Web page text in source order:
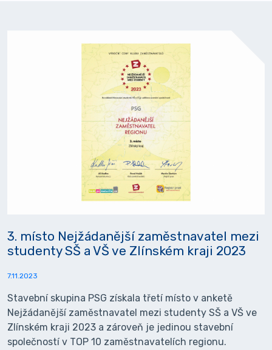
3. místo Nejžádanější zaměstnavatel mezi
studenty SŠ a VŠ ve Zlínském kraji 2023
7.11.2023
Stavební skupina PSG získala třetí místo v anketě
Nejžádanější zaměstnavatel mezi studenty SŠ a VŠ ve
Zlínském kraji 2023 a zároveň je jedinou stavební
společností v TOP 10 zaměstnavatelích regionu.